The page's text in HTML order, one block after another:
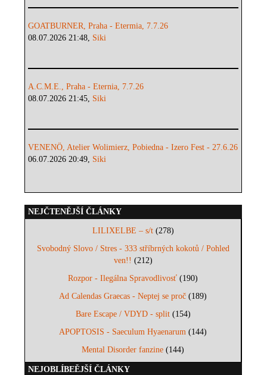
GOATBURNER, Praha - Etermia, 7.7.26
08.07.2026 21:48, Siki
A.C.M.E., Praha - Eternia, 7.7.26
08.07.2026 21:45, Siki
VENENÖ, Atelier Wolimierz, Pobiedna - Izero Fest - 27.6.26
06.07.2026 20:49, Siki
NEJČTENĚJŠÍ ČLÁNKY
LILIXELBE – s/t(278)
Svobodný Slovo / Stres - 333 stříbrných kokotů / Pohled
ven!! (212)
Rozpor - Ilegálna Spravodlivosť (190)
Ad Calendas Graecas - Neptej se proč (189)
Bare Escape / VDYD - split(154)
APOPTOSIS - Saeculum Hyaenarum (144)
Mental Disorder fanzine (144)
NEJOBLÍBEĚJŠÍ ČLÁNKY